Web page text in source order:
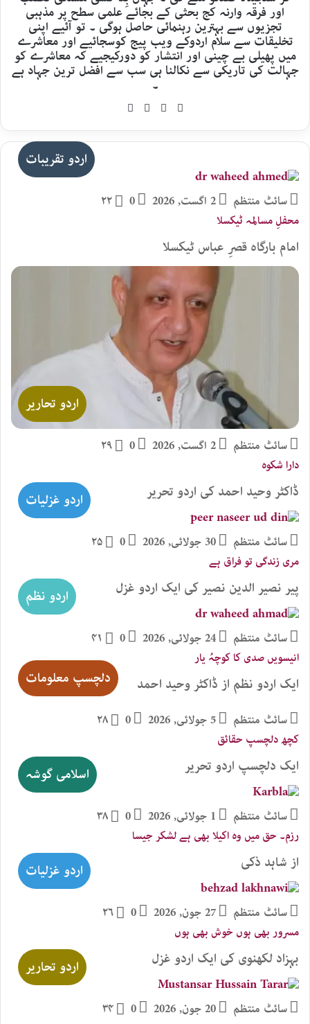
اور فرقہ وارنہ کج بحثی کے بجائے علمی سطح پر مذہبی
تجزیوں سے بہترین رہنمائی حاصل ہوگی ۔ تو آئیے اپنی
تخلیقات سے سلام اردوکے ویب پیج کوسجائیے اور معاشرے
میں پھیلی بے چینی اور انتشار کو دورکیجیے کہ معاشرے کو
جہالت کی تاریکی سے نکالنا ہی سب سے افضل ترین جہاد ہے
۔
Website
Facebook
X
اردو تقریبات
سائٹ منتظم 2 اگست, 2026 0 ۲۲
محفلِ مسالمہ ٹیکسلا
امام بارگاہ قصرِ عباس ٹیکسلا
اردو تحاریر
سائٹ منتظم 2 اگست, 2026 0 ۲۹
دارا شکوہ
ڈاکٹر وحید احمد کی اردو تحریر اردو غزلیات
سائٹ منتظم 30 جولائی, 2026 0 ۲۵
مری زندگی تو فراق ہے
پیر نصیر الدین نصیر کی ایک اردو غزل اردو نظم
سائٹ منتظم 24 جولائی, 2026 0 ۴۱
انیسویں صدی کا کوچہُ یار
ایک اردو نظم از ڈاکٹر وحید احمد دلچسپ معلومات
سائٹ منتظم 5 جولائی, 2026 0 ۲۸
کچھ دلچسپ حقائق
ایک دلچسپ اردو تحریر اسلامی گوشہ
سائٹ منتظم 1 جولائی, 2026 0 ۳۸
رزم۔ حق میں وہ اکیلا بھی ہے لشکر جیسا
از شاہد ذکی اردو غزلیات
سائٹ منتظم 27 جون, 2026 0 ۲۶
مسرور بھی ہوں خوش بھی ہوں
بہزاد لکھنوی کی ایک اردو غزل اردو تحاریر
سائٹ منتظم 20 جون, 2026 0 ۳۴